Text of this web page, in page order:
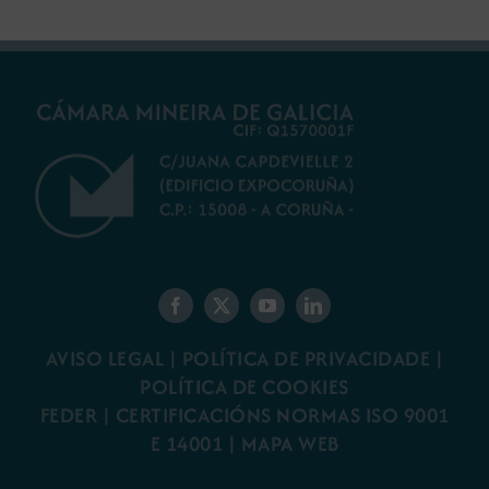
AVISO LEGAL | POLÍTICA DE PRIVACIDADE |
POLÍTICA DE COOKIES
FEDER | CERTIFICACIÓNS NORMAS ISO 9001
E 14001 | MAPA WEB